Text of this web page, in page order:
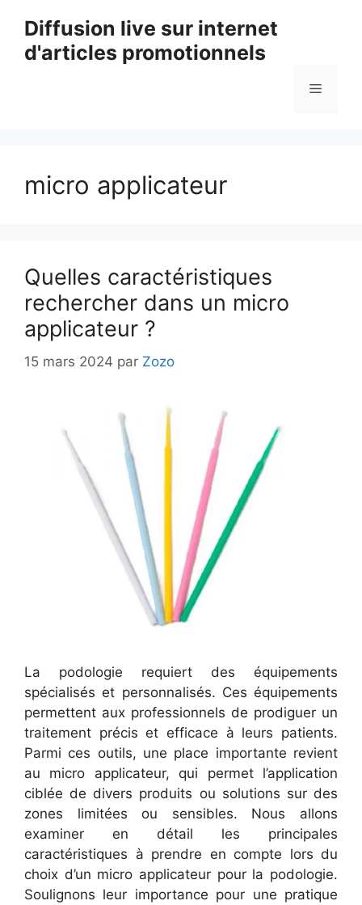
contenu
Diffusion live sur internet
d'articles promotionnels
Menu
micro applicateur
Quelles caractéristiques
rechercher dans un micro
applicateur ?
15 mars 2024 par Zozo
La podologie requiert des équipements
spécialisés et personnalisés. Ces équipements
permettent aux professionnels de prodiguer un
traitement précis et efficace à leurs patients.
Parmi ces outils, une place importante revient
au micro applicateur, qui permet l’application
ciblée de divers produits ou solutions sur des
zones limitées ou sensibles. Nous allons
examiner en détail les principales
caractéristiques à prendre en compte lors du
choix d’un micro applicateur pour la podologie.
Soulignons leur importance pour une pratique